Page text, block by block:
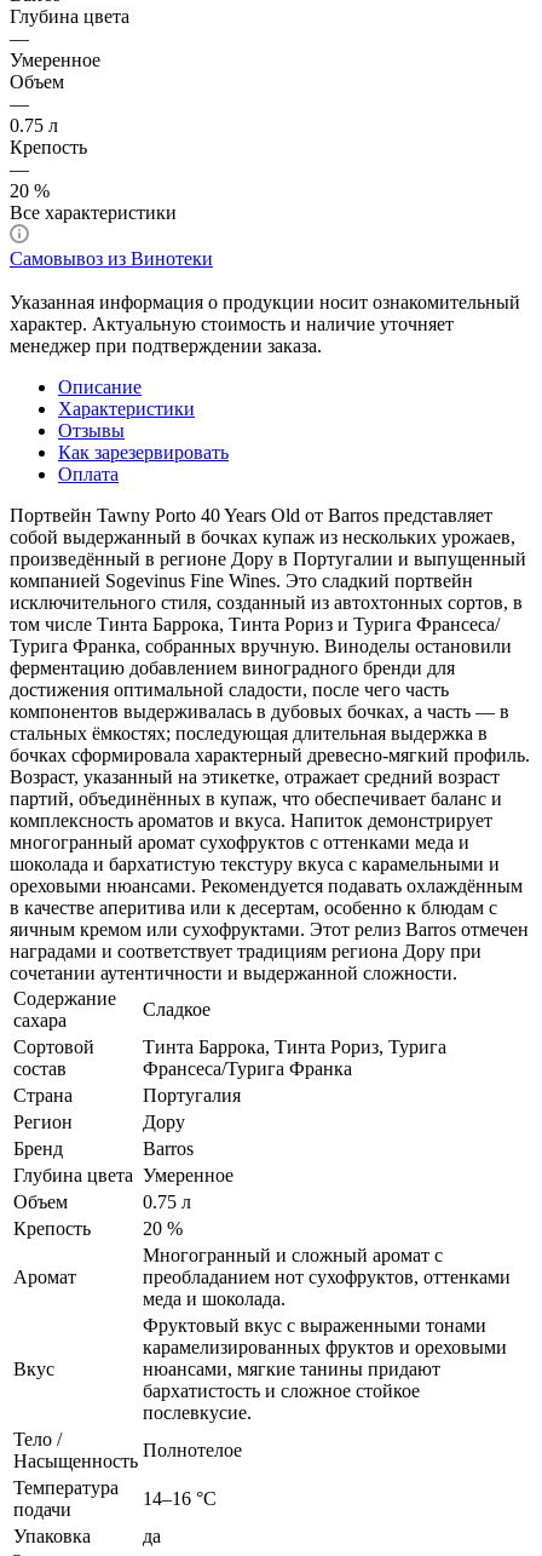
Глубина цвета
—
Умеренное
Объем
—
0.75 л
Крепость
—
20 %
Все характеристики
Самовывоз из Винотеки
Указанная информация о продукции носит ознакомительный
характер. Актуальную стоимость и наличие уточняет
менеджер при подтверждении заказа.
Описание
Характеристики
Отзывы
Как зарезервировать
Оплата
Портвейн Tawny Porto 40 Years Old от Barros представляет
собой выдержанный в бочках купаж из нескольких урожаев,
произведённый в регионе Дору в Португалии и выпущенный
компанией Sogevinus Fine Wines. Это сладкий портвейн
исключительного стиля, созданный из автохтонных сортов, в
том числе Тинта Баррока, Тинта Рориз и Турига Франсеса/
Турига Франка, собранных вручную. Виноделы остановили
ферментацию добавлением виноградного бренди для
достижения оптимальной сладости, после чего часть
компонентов выдерживалась в дубовых бочках, а часть — в
стальных ёмкостях; последующая длительная выдержка в
бочках сформировала характерный древесно-мягкий профиль.
Возраст, указанный на этикетке, отражает средний возраст
партий, объединённых в купаж, что обеспечивает баланс и
комплексность ароматов и вкуса. Напиток демонстрирует
многогранный аромат сухофруктов с оттенками меда и
шоколада и бархатистую текстуру вкуса с карамельными и
ореховыми нюансами. Рекомендуется подавать охлаждённым
в качестве аперитива или к десертам, особенно к блюдам с
яичным кремом или сухофруктами. Этот релиз Barros отмечен
наградами и соответствует традициям региона Дору при
сочетании аутентичности и выдержанной сложности.
Содержание
сахара
Сладкое
Сортовой
состав
Тинта Баррока, Тинта Рориз, Турига
Франсеса/Турига Франка
Страна
Португалия
Регион
Дору
Бренд
Barros
Глубина цвета Умеренное
Объем
0.75 л
Крепость
20 %
Аромат
Многогранный и сложный аромат с
преобладанием нот сухофруктов, оттенками
меда и шоколада.
Вкус
Фруктовый вкус с выраженными тонами
карамелизированных фруктов и ореховыми
нюансами, мягкие танины придают
бархатистость и сложное стойкое
послевкусие.
Тело /
Насыщенность
Полнотелое
Температура
подачи
14–16 °С
Упаковка
да